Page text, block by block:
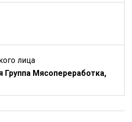
лица
Группа Мясопереработка,